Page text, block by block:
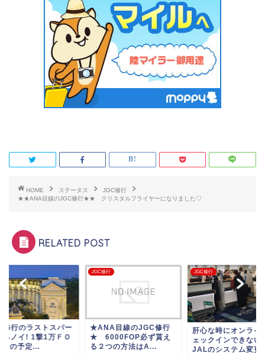
HOME ステータス
JGC修行
★★ANA目線のJGC修行★★ クリスタルフライヤーになりました♡
RELATED POST
修行のラストスパー
ハノイ! 1撃1万ＦＯ
の予定...
JGC修行
★ANA目線のJGC修行
★ 6000FOP必ず貰え
る２つの方法はA...
JGC修行
肝心な時にオンライ
ェックインできな
JALのシステム変更